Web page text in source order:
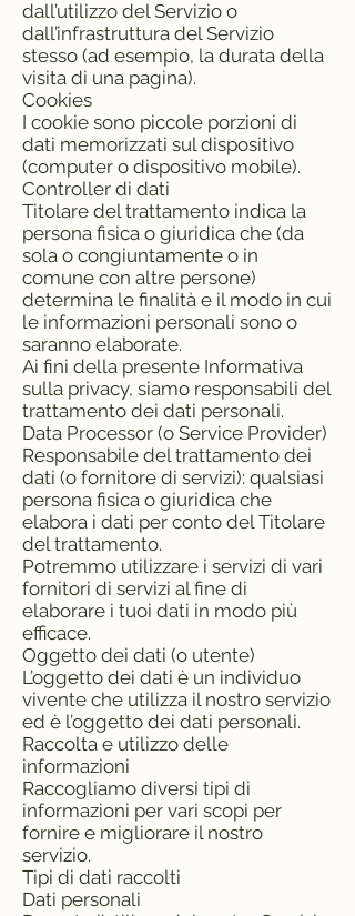
dall’utilizzo del Servizio o
dall’infrastruttura del Servizio
stesso (ad esempio, la durata della
visita di una pagina).
Cookies
I cookie sono piccole porzioni di
dati memorizzati sul dispositivo
(computer o dispositivo mobile).
Controller di dati
Titolare del trattamento indica la
persona fisica o giuridica che (da
sola o congiuntamente o in
comune con altre persone)
determina le finalità e il modo in cui
le informazioni personali sono o
saranno elaborate.
Ai fini della presente Informativa
sulla privacy, siamo responsabili del
trattamento dei dati personali.
Data Processor (o Service Provider)
Responsabile del trattamento dei
dati (o fornitore di servizi): qualsiasi
persona fisica o giuridica che
elabora i dati per conto del Titolare
del trattamento.
Potremmo utilizzare i servizi di vari
fornitori di servizi al fine di
elaborare i tuoi dati in modo più
efficace.
Oggetto dei dati (o utente)
L’oggetto dei dati è un individuo
vivente che utilizza il nostro servizio
ed è l’oggetto dei dati personali.
Raccolta e utilizzo delle
informazioni
Raccogliamo diversi tipi di
informazioni per vari scopi per
fornire e migliorare il nostro
servizio.
Tipi di dati raccolti
Dati personali